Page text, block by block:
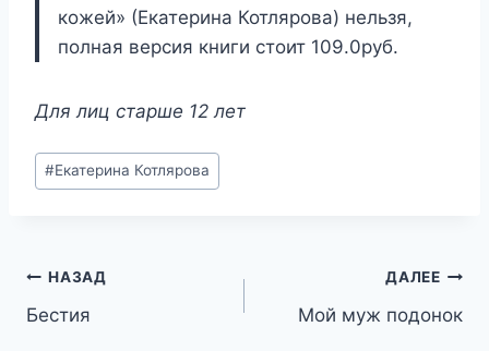
кожей» (Екатерина Котлярова) нельзя,
полная версия книги стоит 109.0руб.
Для лиц старше 12 лет
Метки
записи:
#Екатерина Котлярова
Навигация
по
НАЗАД
Бестия
ДАЛЕЕ
Мой муж подонок